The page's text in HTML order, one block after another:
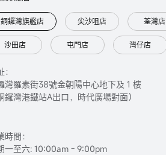
銅鑼灣旗艦店 尖沙咀店 荃灣店
沙田店 屯門店 灣仔店
灣羅素街38號金朝陽中心地下及 1 樓
鑼灣港鐵站A出口，時代廣場對面）
時間：
一至六: 10:00am - 9:00pm